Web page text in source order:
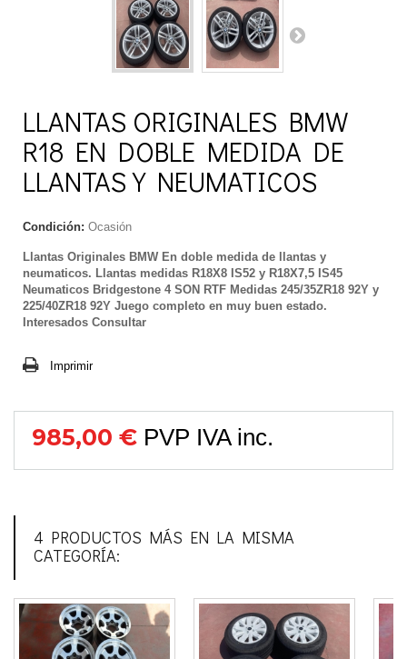
LLANTAS ORIGINALES BMW
R18 EN DOBLE MEDIDA DE
LLANTAS Y NEUMATICOS
Condición: Ocasión
Llantas Originales BMW En doble medida de llantas y
neumaticos. Llantas medidas R18X8 IS52 y R18X7,5 IS45
Neumaticos Bridgestone 4 SON RTF Medidas 245/35ZR18 92Y y
225/40ZR18 92Y Juego completo en muy buen estado.
Interesados Consultar
Imprimir
985,00 € PVP IVA inc.
4 PRODUCTOS MÁS EN LA MISMA
CATEGORÍA: